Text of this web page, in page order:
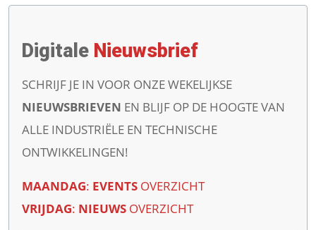
Digitale Nieuwsbrief
SCHRIJF JE IN VOOR ONZE WEKELIJKSE
NIEUWSBRIEVEN EN BLIJF OP DE HOOGTE VAN
ALLE INDUSTRIËLE EN TECHNISCHE
ONTWIKKELINGEN!
MAANDAG: EVENTS OVERZICHT
VRIJDAG: NIEUWS OVERZICHT